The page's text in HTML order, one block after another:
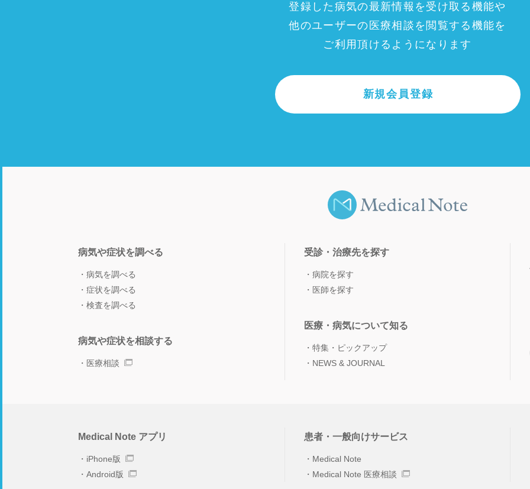
登録した病気の最新情報を受け取る機能や
他のユーザーの医療相談を閲覧する機能を
ご利用頂けるようになります
新規会員登録
病気や症状を調べる
病気を調べる
症状を調べる
検査を調べる
病気や症状を相談する
医療相談
受診・治療先を探す
病院を探す
医師を探す
医療・病気について知る
特集・ピックアップ
NEWS & JOURNAL
Medical Note アプリ
iPhone版
Android版
患者・一般向けサービス
Medical Note
Medical Note 医療相談